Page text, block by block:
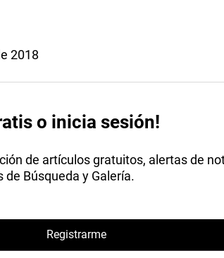
2018
o inicia sesión!
de artículos gratuitos, alertas de
Búsqueda y Galería.
Registrarme